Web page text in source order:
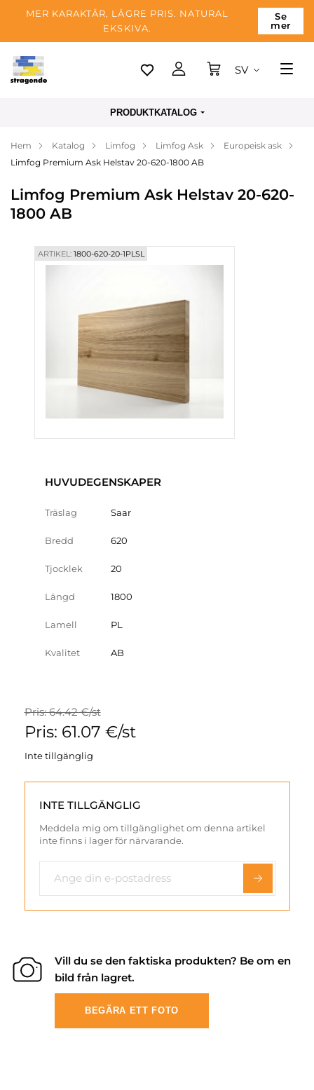
MER KARAKTÄR, LÄGRE PRIS. NATURAL
EKSKIVA.
Se
mer
Tallinn
Betalning
Blogg
SV
PRODUKTKATALOG
Hem Katalog Limfog Limfog Ask
Europeisk ask
Limfog Premium Ask Helstav 20-620-1800 AB
Limfog Premium Ask Helstav 20-620-
1800 AB
ARTIKEL:1800-620-20-1PLSL
HUVUDEGENSKAPER
Träslag Saar
Bredd 620
Tjocklek 20
Längd 1800
Lamell PL
Kvalitet AB
Pris: 64.42 €/st
Pris: 61.07 €/st
Inte tillgänglig
INTE TILLGÄNGLIG
Meddela mig om tillgänglighet om denna artikel
inte finns i lager för närvarande.
Vill du se den faktiska produkten? Be om en
bild från lagret.
BEGÄRA ETT FOTO